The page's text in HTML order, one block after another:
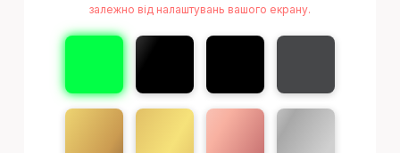
залежно від налаштувань вашого екрану.